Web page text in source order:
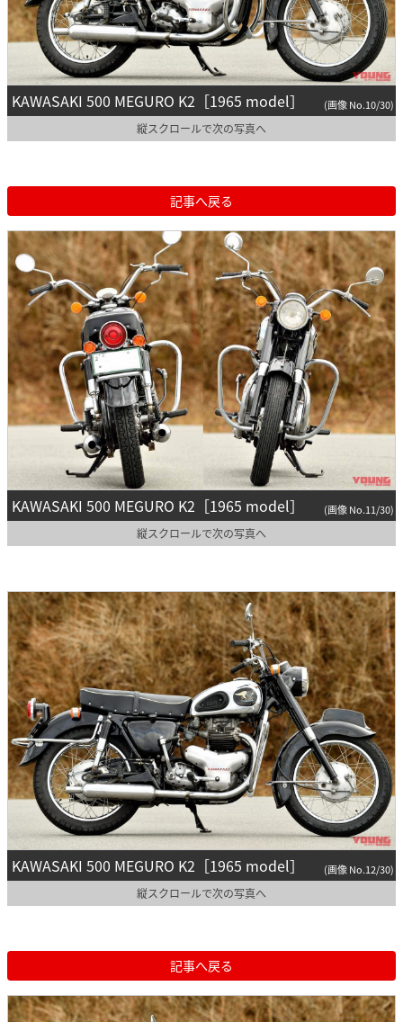
KAWASAKI 500 MEGURO K2［1965 model］ (画像 No.10/30)
縦スクロールで次の写真へ
記事へ戻る
KAWASAKI 500 MEGURO K2［1965 model］ (画像 No.11/30)
縦スクロールで次の写真へ
KAWASAKI 500 MEGURO K2［1965 model］ (画像 No.12/30)
縦スクロールで次の写真へ
記事へ戻る